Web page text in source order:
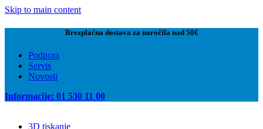
Skip to main content
Brezplačna dostava za naročila nad 50€
Podpora
Servis
Novosti
Informacije: 01 530 11 00
3D tiskanje